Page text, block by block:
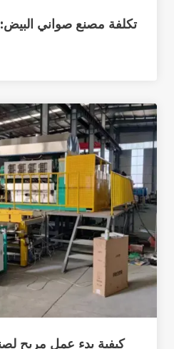
تكلفة مصنع صواني
كيفية بدء عمل مربح